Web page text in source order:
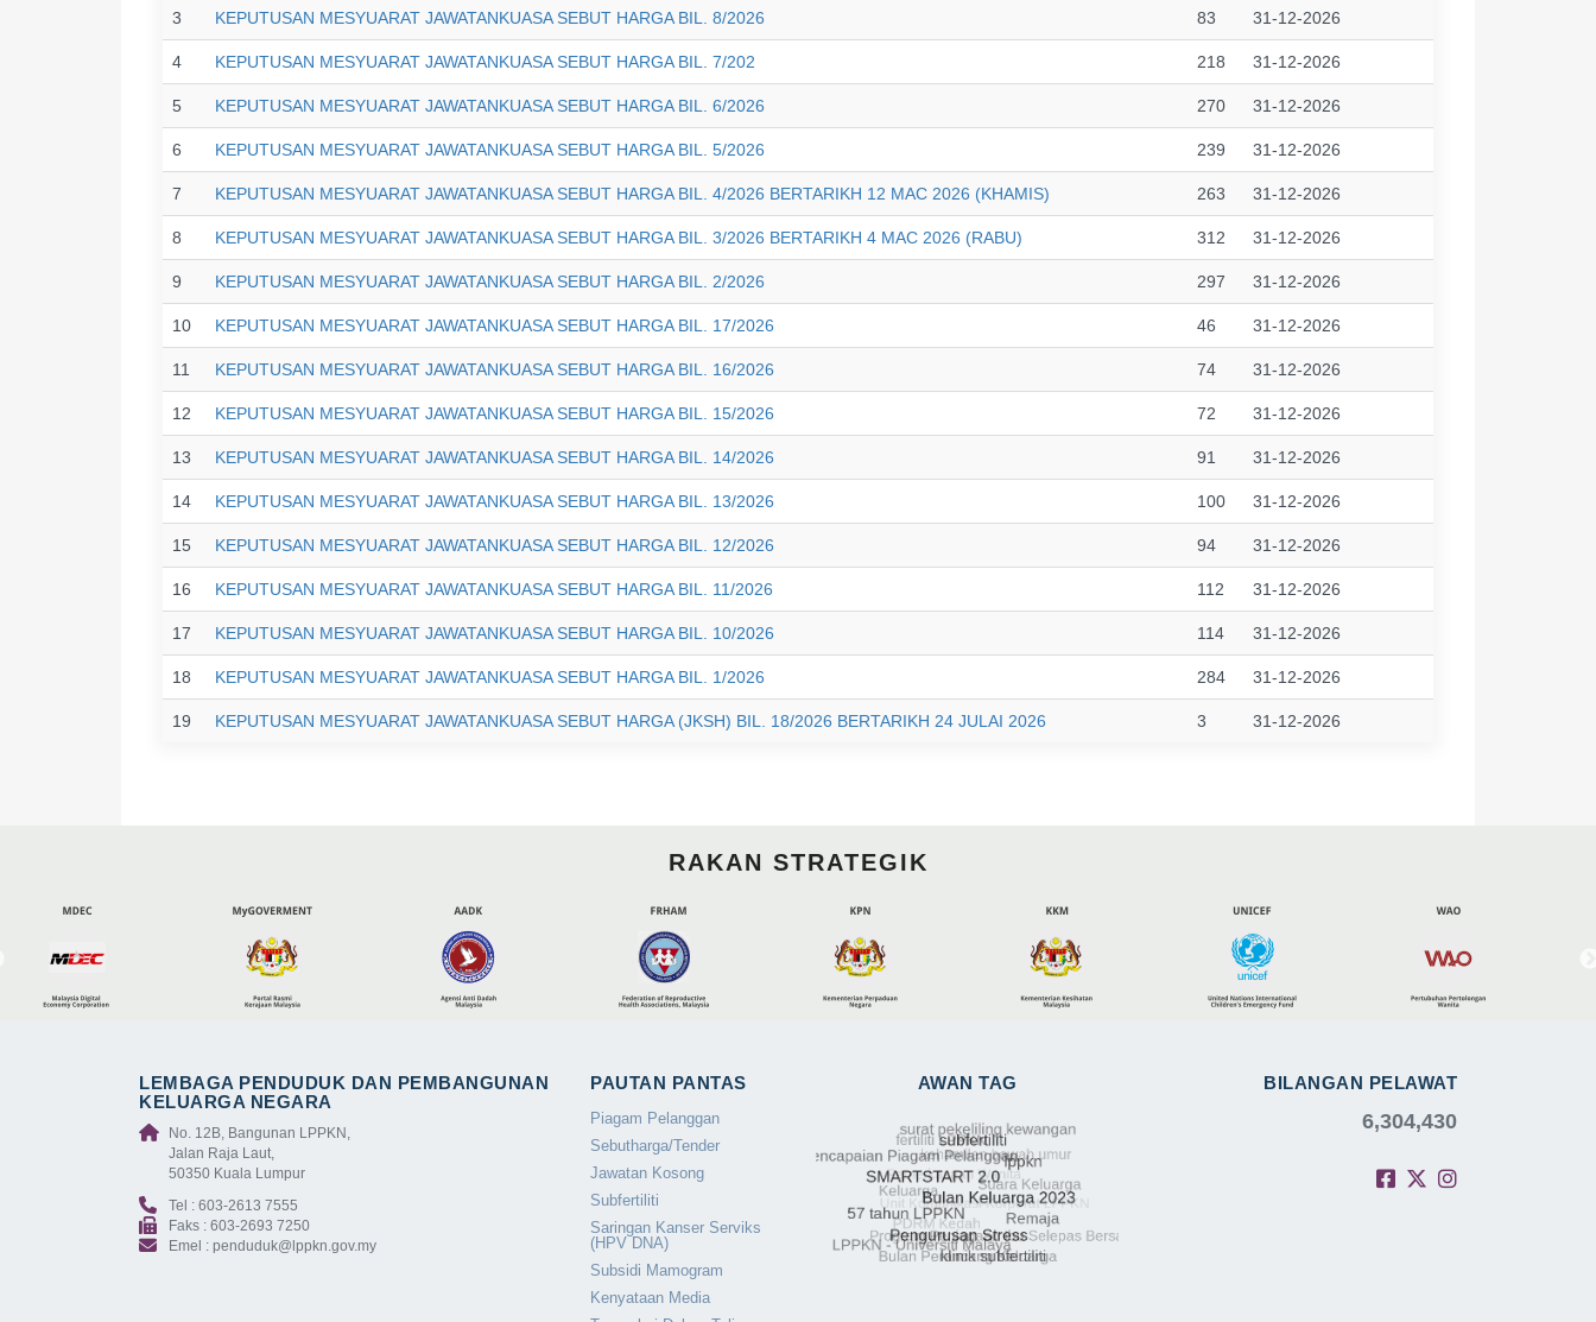
3 KEPUTUSAN MESYUARAT JAWATANKUASA SEBUT HARGA BIL. 8/2026 83 31-12-2026
4 KEPUTUSAN MESYUARAT JAWATANKUASA SEBUT HARGA BIL. 7/202 218 31-12-2026
5 KEPUTUSAN MESYUARAT JAWATANKUASA SEBUT HARGA BIL. 6/2026 270 31-12-2026
6 KEPUTUSAN MESYUARAT JAWATANKUASA SEBUT HARGA BIL. 5/2026 239 31-12-2026
7 KEPUTUSAN MESYUARAT JAWATANKUASA SEBUT HARGA BIL. 4/2026 BERTARIKH 12 MAC 2026 (KHAMIS) 263 31-12-2026
8 KEPUTUSAN MESYUARAT JAWATANKUASA SEBUT HARGA BIL. 3/2026 BERTARIKH 4 MAC 2026 (RABU) 312 31-12-2026
9 KEPUTUSAN MESYUARAT JAWATANKUASA SEBUT HARGA BIL. 2/2026 297 31-12-2026
10 KEPUTUSAN MESYUARAT JAWATANKUASA SEBUT HARGA BIL. 17/2026 46 31-12-2026
11 KEPUTUSAN MESYUARAT JAWATANKUASA SEBUT HARGA BIL. 16/2026 74 31-12-2026
12 KEPUTUSAN MESYUARAT JAWATANKUASA SEBUT HARGA BIL. 15/2026 72 31-12-2026
13 KEPUTUSAN MESYUARAT JAWATANKUASA SEBUT HARGA BIL. 14/2026 91 31-12-2026
14 KEPUTUSAN MESYUARAT JAWATANKUASA SEBUT HARGA BIL. 13/2026 100 31-12-2026
15 KEPUTUSAN MESYUARAT JAWATANKUASA SEBUT HARGA BIL. 12/2026 94 31-12-2026
16 KEPUTUSAN MESYUARAT JAWATANKUASA SEBUT HARGA BIL. 11/2026 112 31-12-2026
17 KEPUTUSAN MESYUARAT JAWATANKUASA SEBUT HARGA BIL. 10/2026 114 31-12-2026
18 KEPUTUSAN MESYUARAT JAWATANKUASA SEBUT HARGA BIL. 1/2026 284 31-12-2026
19 KEPUTUSAN MESYUARAT JAWATANKUASA SEBUT HARGA (JKSH) BIL. 18/2026 BERTARIKH 24 JULAI 2026 3 31-12-2026
RAKAN STRATEGIK
LEMBAGA PENDUDUK DAN PEMBANGUNAN
KELUARGA NEGARA
No. 12B, Bangunan LPPKN,
Jalan Raja Laut,
50350 Kuala Lumpur
Tel : 603-2613 7555
Faks : 603-2693 7250
Emel : penduduk@lppkn.gov.my
PAUTAN PANTAS
Piagam Pelanggan
Sebutharga/Tender
Jawatan Kosong
Subfertiliti
Saringan Kanser Serviks
(HPV DNA)
Subsidi Mamogram
Kenyataan Media
AWAN TAG BILANGAN PELAWAT
6,304,430